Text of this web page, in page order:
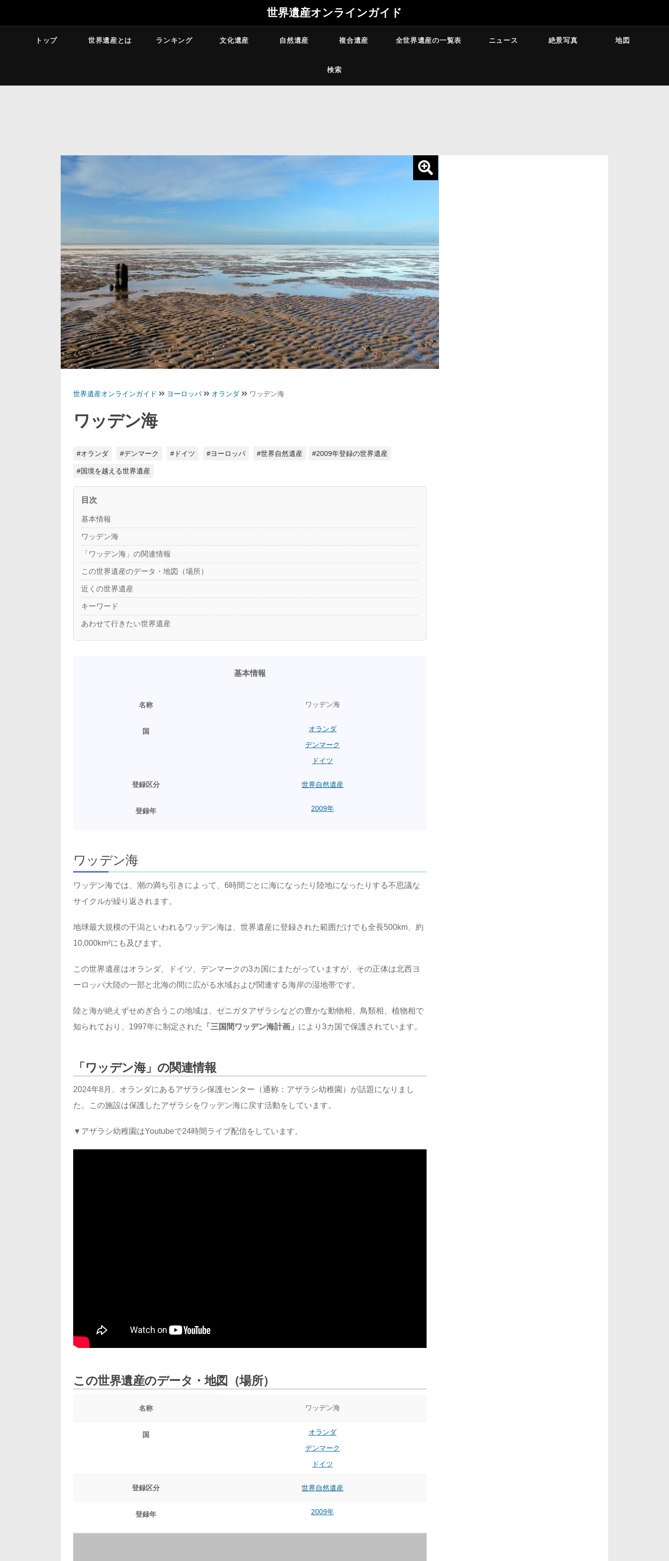
世界遺産オンラインガイド
トップ 世界遺産とは ランキング 文化遺産 自然遺産 複合遺産 全世界遺産の一覧表 ニュース 絶景写真 地図
検索
世界遺産オンラインガイド ヨーロッパ オランダ ワッデン海
ワッデン海
#オランダ #デンマーク #ドイツ #ヨーロッパ #世界自然遺産 #2009年登録の世界遺産
#国境を越える世界遺産
目次
基本情報
ワッデン海
「ワッデン海」の関連情報
この世界遺産のデータ・地図（場所）
近くの世界遺産
キーワード
あわせて行きたい世界遺産
基本情報
名称 ワッデン海
国
オランダ
デンマーク
ドイツ
登録区分 世界自然遺産
登録年 2009年
ワッデン海
ワッデン海では、潮の満ち引きによって、6時間ごとに海になったり陸地になったりする不思議な
サイクルが繰り返されます。
地球最大規模の干潟といわれるワッデン海は、世界遺産に登録された範囲だけでも全長500km、約
10,000km²にも及びます。
この世界遺産はオランダ、ドイツ、デンマークの3カ国にまたがっていますが、その正体は北西ヨ
ーロッパ大陸の一部と北海の間に広がる水域および関連する海岸の湿地帯です。
陸と海が絶えずせめぎ合うこの地域は、ゼニガタアザラシなどの豊かな動物相、鳥類相、植物相で
知られており、1997年に制定された
「三国間ワッデン海計画」 により3カ国で保護されています。
「ワッデン海」の関連情報
2024年8月、オランダにあるアザラシ保護センター（通称：アザラシ幼稚園）が話題になりまし
た。この施設は保護したアザラシをワッデン海に戻す活動をしています。
▼アザラシ幼稚園はYoutubeで24時間ライブ配信をしています。
この世界遺産のデータ・地図（場所）
名称 ワッデン海
国
オランダ
デンマーク
ドイツ
登録区分 世界自然遺産
登録年 2009年